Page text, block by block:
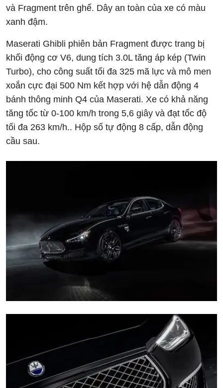
và Fragment trên ghế. Dây an toàn của xe có màu
xanh đậm.
Maserati Ghibli phiên bản Fragment được trang bị
khối động cơ V6, dung tích 3.0L tăng áp kép (Twin
Turbo), cho công suất tối đa 325 mã lực và mô men
xoắn cực đại 500 Nm kết hợp với hệ dẫn động 4
bánh thông minh Q4 của Maserati. Xe có khả năng
tăng tốc từ 0-100 km/h trong 5,6 giây và đạt tốc độ
tối đa 263 km/h.. Hộp số tự động 8 cấp, dẫn động
cầu sau.